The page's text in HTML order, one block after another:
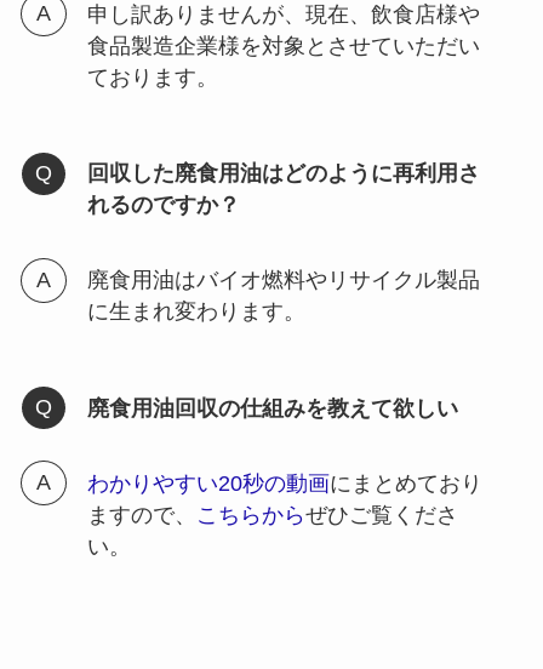
申し訳ありませんが、現在、飲食店様や
食品製造企業様を対象とさせていただい
ております。
回収した廃食用油はどのように再利用さ
れるのですか？
廃食用油はバイオ燃料やリサイクル製品
に生まれ変わります。
廃食用油回収の仕組みを教えて欲しい
わかりやすい20秒の動画にまとめており
ますので、
こちらからぜひご覧くださ
い。